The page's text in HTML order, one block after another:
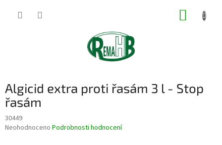
Algicid extra proti řasám 3 l - Stop
řasám
30449
Průměrné
Neohodnoceno Podrobnosti hodnocení